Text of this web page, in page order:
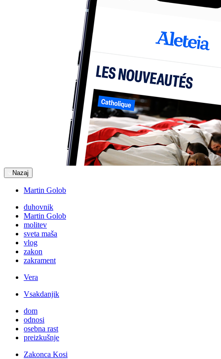
Nazaj
Martin Golob
duhovnik
Martin Golob
molitev
sveta maša
vlog
zakon
zakrament
Vera
Vsakdanjik
dom
odnosi
osebna rast
preizkušnje
Zakonca Kosi